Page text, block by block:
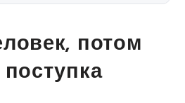
потом